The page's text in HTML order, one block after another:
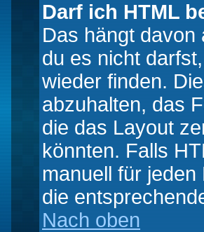
Darf ich HTML
Das hängt davon
du es nicht
wieder finden.
abzuhalten, das
die das Layout
könnten. Falls
manuell für
die
Nach oben